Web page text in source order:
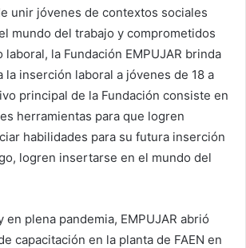
unir jóvenes de contextos sociales
mundo del trabajo y comprometidos
la Fundación EMPUJAR brinda
la inserción laboral a jóvenes de 18 a
principal de la Fundación consiste en
herramientas para que logren
habilidades para su futura inserción
logren insertarse en el mundo del
en plena pandemia, EMPUJAR abrió
capacitación en la planta de FAEN en